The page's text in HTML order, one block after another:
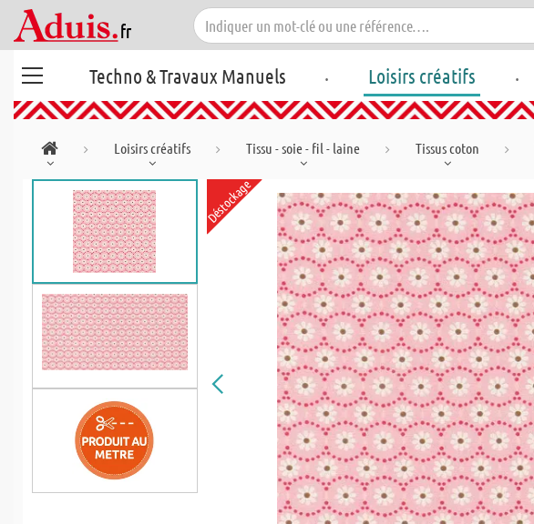
Techno & Travaux Manuels . Loisirs créatifs .
Loisirs créatifs Tissu - soie - fil - laine Tissus coton
Déstockage